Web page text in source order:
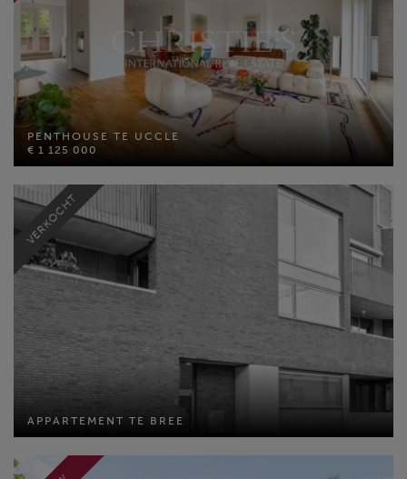
PENTHOUSE TE UCCLE
€ 1 125 000
PENTHOUSE TE UCCLE
€ 1 125 000
Slaapkamers: 4
APPARTEMENT TE BREE
VERKOCHT
APPARTEMENT TE BREE